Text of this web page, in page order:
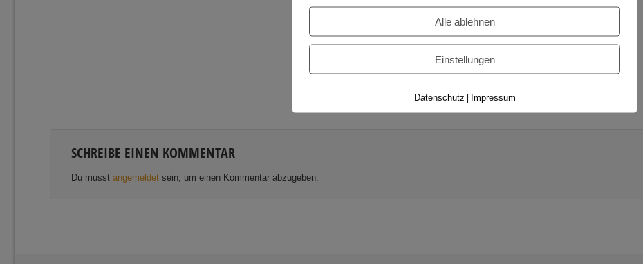
SCHREIBE EINEN KOMMENTAR
Du musst angemeldet sein, um einen Kommentar abzugeben.
Alle ablehnen
Einstellungen
Datenschutz | Impressum